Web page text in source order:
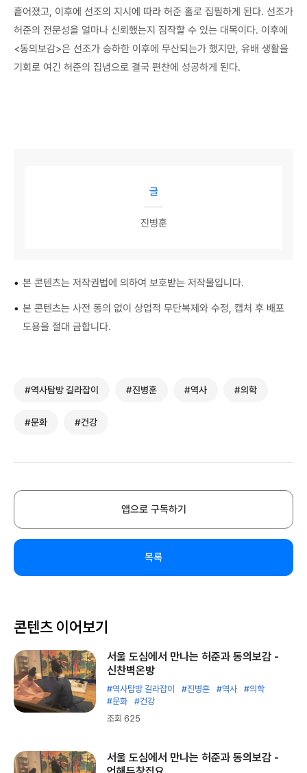
흩어졌고, 이후에 선조의 지시에 따라 허준 홀로 집필하게 된다. 선조가
허준의 전문성을 얼마나 신뢰했는지 짐작할 수 있는 대목이다. 이후에
<동의보감>은 선조가 승하한 이후에 무산되는가 했지만, 유배 생활을
기회로 여긴 허준의 집념으로 결국 편찬에 성공하게 된다.
글
진병훈
• 본 콘텐츠는 저작권법에 의하여 보호받는 저작물입니다.
• 본 콘텐츠는 사전 동의 없이 상업적 무단복제와 수정, 캡처 후 배포
도용을 절대 금합니다.
#역사탐방 길라잡이 #진병훈 #역사 #의학
#문화 #건강
앱으로 구독하기
목록
콘텐츠 이어보기
서울 도심에서 만나는 허준과 동의보감 -
신찬벽온방
#역사탐방 길라잡이 #진병훈 #역사
#의학
#문화
#건강
조회 625
서울 도심에서 만나는 허준과 동의보감 -